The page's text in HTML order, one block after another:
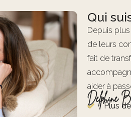
Qui
Depuis
de leurs
fait de
aider à
Delphine
Plus